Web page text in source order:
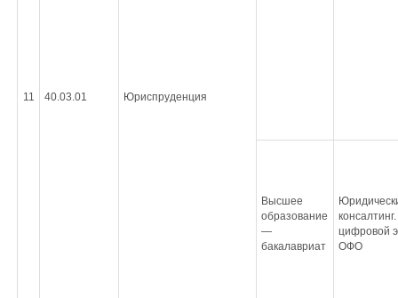
11 40.03.01 Юриспруденция
Высшее
образование
—
бакалавриат
цифровой
ОФО